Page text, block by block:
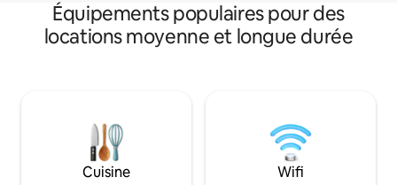
Équipements populaires pour des
locations moyenne et longue durée
Cuisine Wifi